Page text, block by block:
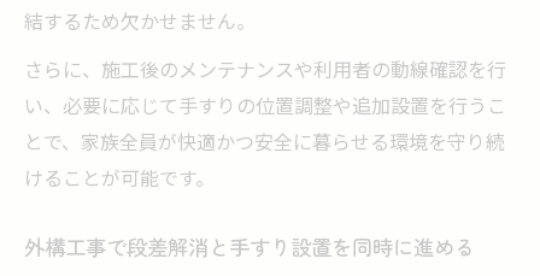
結するため欠かせません。
さらに、施工後のメンテナンスや利用者の動線確認を行
い、必要に応じて手すりの位置調整や追加設置を行うこ
とで、家族全員が快適かつ安全に暮らせる環境を守り続
けることが可能です。
外構工事で段差解消と手すり設置を同時に進める